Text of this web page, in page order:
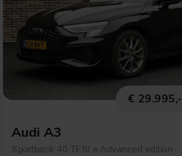
€ 29.995,-
Audi A3
Sportback 40 TFSI e Advanced edition